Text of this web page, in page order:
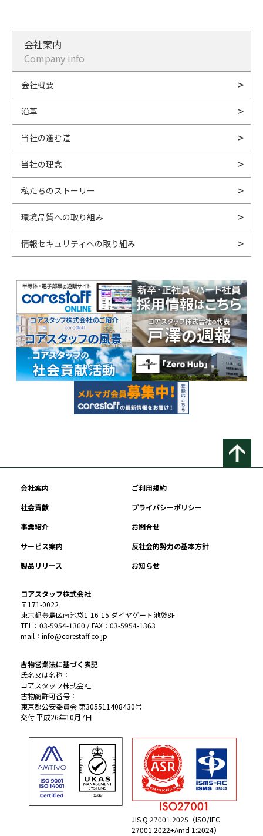
会社案内
Company info
会社概要
沿革
当社の進む道
当社の理念
私たちのストーリー
環境品質への取り組み
情報セキュリティへの取り組み
会社案内
ご利用規約
社会貢献
プライバシーポリシー
事業紹介
お問合せ
サービス案内
反社会的勢力の基本方針
製品リリース
お知らせ
コアスタッフ株式会社
〒171-0022
東京都豊島区南池袋1-16-15 ダイヤゲート池袋8F
TEL：03-5954-1360 / FAX：03-5954-1363
mail：info@corestaff.co.jp
古物営業法に基づく表記
氏名又は名称：
コアスタッフ株式会社
古物商許可番号：
東京都公安委員会 第305511408430号
交付 平成26年10月7日
JIS Q 27001:2025（ISO/IEC
27001:2022+Amd 1:2024）